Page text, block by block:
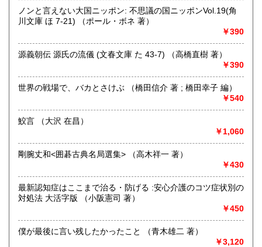
にお問い合わせください。出張費は、無料です。
哲学宗教、歴史、社会科学、自然科学、美術工芸、趣味、外
国書、サブカルチャー、古書一般（その他）
ノンと言えない大国ニッポン: 不思議の国ニッポンVol.19(角
川文庫 ほ 7-21) （ポール・ボネ 著）
￥390
源義朝伝 源氏の流儀 (文春文庫 た 43-7) （高橋直樹 著）
￥390
世界の戦場で、バカとさけぶ （橋田信介 著 ; 橋田幸子 編）
￥540
鮫言 （大沢 在昌）
￥1,060
剛腕丈和<囲碁古典名局選集> （高木祥一 著）
￥430
最新認知症はここまで治る・防げる :安心介護のコツ症状別の
対処法 大活字版 （小阪憲司 著）
￥450
僕が最後に言い残したかったこと （青木雄二 著）
￥3,120